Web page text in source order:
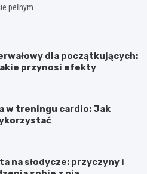
pełnym…
dla początkujących:
przynosi efekty
w treningu cardio: Jak
na słodycze: przyczyny i